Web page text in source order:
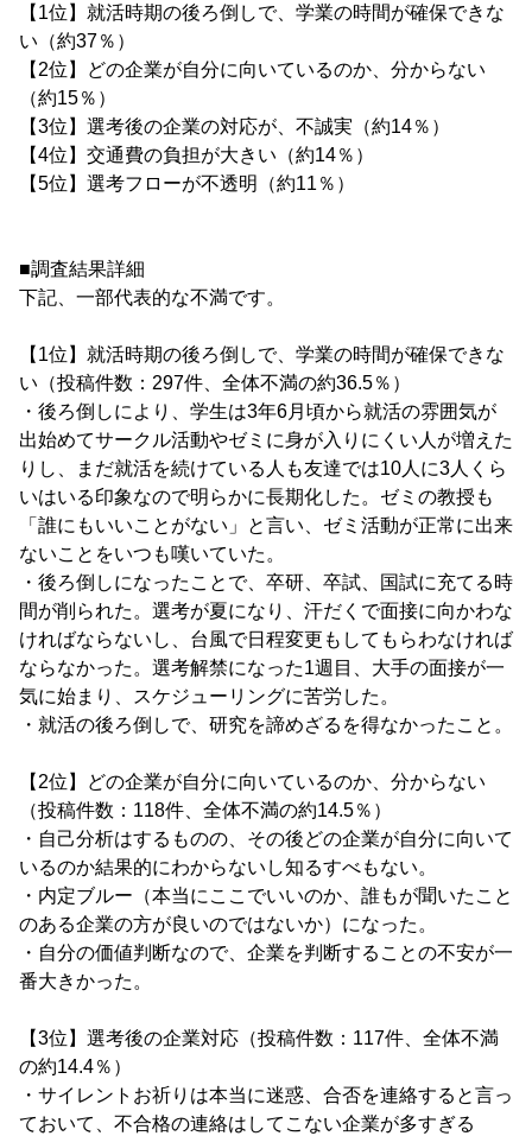
【1位】就活時期の後ろ倒しで、学業の時間が確保できな
い（約37％）
【2位】どの企業が自分に向いているのか、分からない
（約15％）
【3位】選考後の企業の対応が、不誠実（約14％）
【4位】交通費の負担が大きい（約14％）
【5位】選考フローが不透明（約11％）
■調査結果詳細
下記、一部代表的な不満です。
【1位】就活時期の後ろ倒しで、学業の時間が確保できな
い（投稿件数：297件、全体不満の約36.5％）
・後ろ倒しにより、学生は3年6月頃から就活の雰囲気が
出始めてサークル活動やゼミに身が入りにくい人が増えた
りし、まだ就活を続けている人も友達では10人に3人くら
いはいる印象なので明らかに長期化した。ゼミの教授も
「誰にもいいことがない」と言い、ゼミ活動が正常に出来
ないことをいつも嘆いていた。
・後ろ倒しになったことで、卒研、卒試、国試に充てる時
間が削られた。選考が夏になり、汗だくで面接に向かわな
ければならないし、台風で日程変更もしてもらわなければ
ならなかった。選考解禁になった1週目、大手の面接が一
気に始まり、スケジューリングに苦労した。
・就活の後ろ倒しで、研究を諦めざるを得なかったこと。
【2位】どの企業が自分に向いているのか、分からない
（投稿件数：118件、全体不満の約14.5％）
・自己分析はするものの、その後どの企業が自分に向いて
いるのか結果的にわからないし知るすべもない。
・内定ブルー（本当にここでいいのか、誰もが聞いたこと
のある企業の方が良いのではないか）になった。
・自分の価値判断なので、企業を判断することの不安が一
番大きかった。
【3位】選考後の企業対応（投稿件数：117件、全体不満
の約14.4％）
・サイレントお祈りは本当に迷惑、合否を連絡すると言っ
ておいて、不合格の連絡はしてこない企業が多すぎる